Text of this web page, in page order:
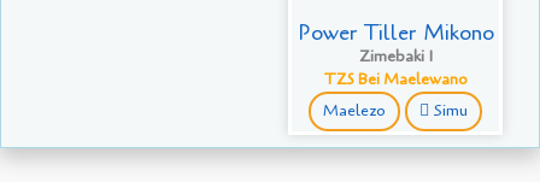
Power Tiller Mikono
Zimebaki 1
TZS Bei Maelewano
Maelezo Simu